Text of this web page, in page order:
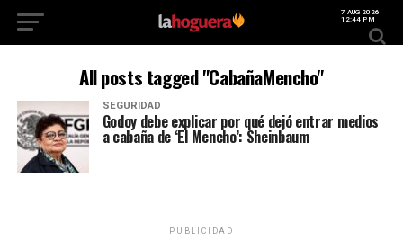
7 AUG 2026
12:44 PM
All posts tagged "CabañaMencho"
SEGURIDAD
Godoy debe explicar por qué dejó entrar medios
a cabaña de ‘El Mencho’: Sheinbaum
PUBLICIDAD